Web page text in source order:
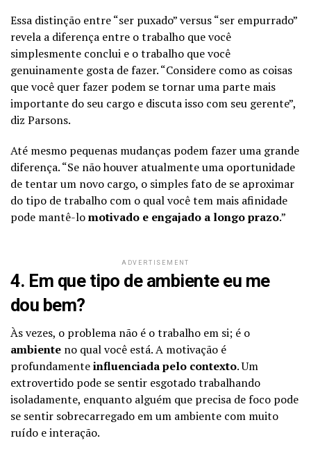
Essa distinção entre “ser puxado” versus “ser empurrado”
revela a diferença entre o trabalho que você
simplesmente conclui e o trabalho que você
genuinamente gosta de fazer. “Considere como as coisas
que você quer fazer podem se tornar uma parte mais
importante do seu cargo e discuta isso com seu gerente”,
diz Parsons.
Até mesmo pequenas mudanças podem fazer uma grande
diferença. “Se não houver atualmente uma oportunidade
de tentar um novo cargo, o simples fato de se aproximar
do tipo de trabalho com o qual você tem mais afinidade
pode mantê-lomotivado e engajado a longo prazo.”
ADVERTISEMENT
4. Em que tipo de ambiente eu me
dou bem?
Às vezes, o problema não é o trabalho em si; é o
ambiente no qual você está. A motivação é
profundamenteinfluenciada pelo contexto. Um
extrovertido pode se sentir esgotado trabalhando
isoladamente, enquanto alguém que precisa de foco pode
se sentir sobrecarregado em um ambiente com muito
ruído e interação.